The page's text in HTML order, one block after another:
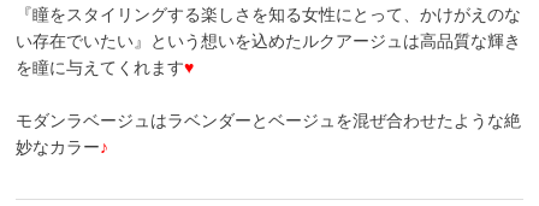
『瞳をスタイリングする楽しさを知る女性にとって、かけがえのな
い存在でいたい』という想いを込めたルクアージュは高品質な輝き
を瞳に与えてくれます♥
モダンラベージュはラベンダーとベージュを混ぜ合わせたような絶
妙なカラー♪